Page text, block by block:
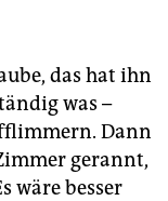
das hat ihn
was –
Dann
gerannt,
wäre besser